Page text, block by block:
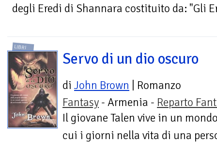
degli Eredi di Shannara costituito da: "Gli
LIBRI
Servo di un dio oscuro
di John Brown | Romanzo
Fantasy - Armenia - Reparto
Il giovane Talen vive in un
cui i giorni nella vita di una